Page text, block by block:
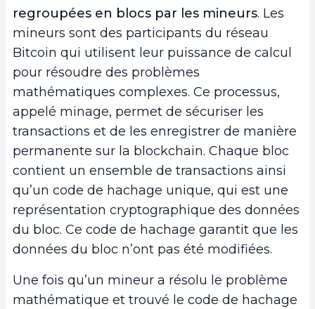
regroupées en blocs par les mineurs. Les
mineurs sont des participants du réseau
Bitcoin qui utilisent leur puissance de calcul
pour résoudre des problèmes
mathématiques complexes. Ce processus,
appelé minage, permet de sécuriser les
transactions et de les enregistrer de manière
permanente sur la blockchain. Chaque bloc
contient un ensemble de transactions ainsi
qu’un code de hachage unique, qui est une
représentation cryptographique des données
du bloc. Ce code de hachage garantit que les
données du bloc n’ont pas été modifiées.
Une fois qu’un mineur a résolu le problème
mathématique et trouvé le code de hachage